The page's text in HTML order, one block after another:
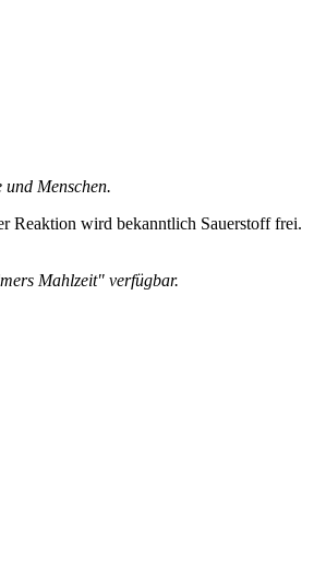
Menschen.
Reaktion wird bekanntlich Sauerstoff frei.
Mahlzeit" verfügbar.